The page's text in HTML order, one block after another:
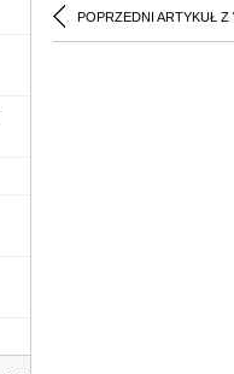
POPRZEDNI ARTYKUŁ Z